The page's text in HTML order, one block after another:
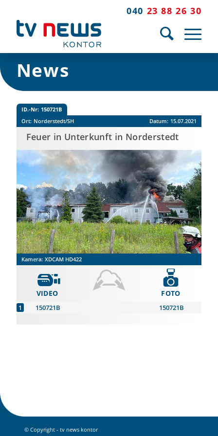
040 23 88 26 30
News
ID.-Nr: 150721B
Ort: Norderstedt/SH Datum: 15.07.2021
Feuer in Unterkunft in Norderstedt
Kamera: XDCAM HD422
VIDEO
150721B
FOTO
150721B
© Copyright - tv news kontor